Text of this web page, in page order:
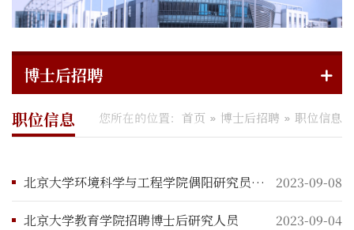
博士后招聘
您所在的位置： 首页 博士后招聘 职位信息
职位信息
北京大学环境科学与工程学院偶阳研究员博士后招聘启事 2023-09-08
北京大学教育学院招聘博士后研究人员 2023-09-04